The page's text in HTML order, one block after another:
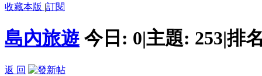
收藏本版 |訂閱
島內旅遊 今日: 0|主題: 253|排
返 回